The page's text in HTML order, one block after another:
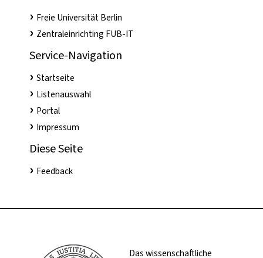
Freie Universität Berlin
Zentraleinrichting FUB-IT
Service-Navigation
Startseite
Listenauswahl
Portal
Impressum
Diese Seite
Feedback
Das wissenschaftliche